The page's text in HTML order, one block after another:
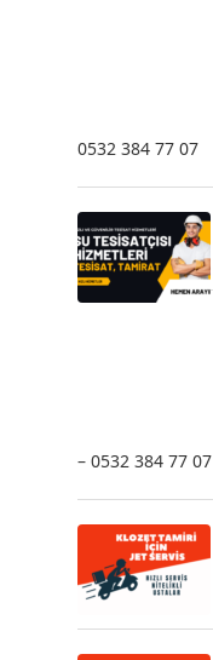
0532 384 77 07
– 0532 384 77 07